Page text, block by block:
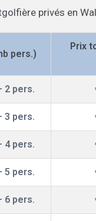
privés en
pers.)
Prix
2 pers.
3 pers.
4 pers.
5 pers.
6 pers.